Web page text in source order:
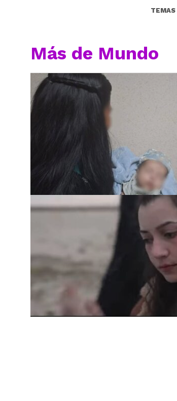
TEMAS
Más de Mundo